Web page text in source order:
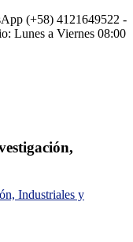
(+58) 4121649522 -
Lunes a Viernes 08:00